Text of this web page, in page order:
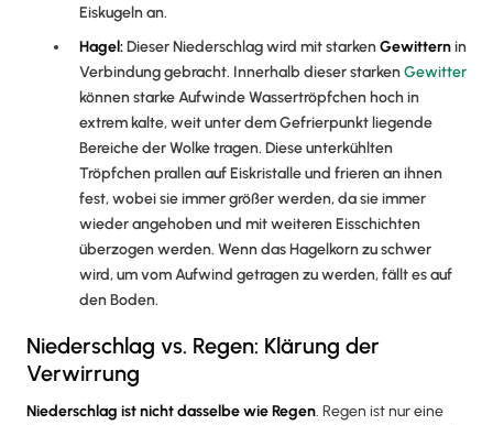
Eiskugeln an.
Hagel:Dieser Niederschlag wird mit starkenGewitternin
Verbindung gebracht. Innerhalb dieser starkenGewitter
können starke Aufwinde Wassertröpfchen hoch in
extrem kalte, weit unter dem Gefrierpunkt liegende
Bereiche der Wolke tragen. Diese unterkühlten
Tröpfchen prallen auf Eiskristalle und frieren an ihnen
fest, wobei sie immer größer werden, da sie immer
wieder angehoben und mit weiteren Eisschichten
überzogen werden. Wenn das Hagelkorn zu schwer
wird, um vom Aufwind getragen zu werden, fällt es auf
den Boden.
Niederschlag vs. Regen: Klärung der
Verwirrung
Niederschlag ist nicht dasselbe wie Regen. Regen ist nur eine